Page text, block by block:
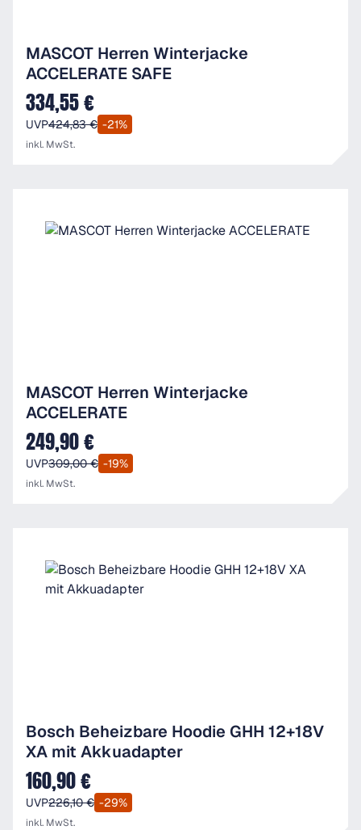
MASCOT Herren Winterjacke
ACCELERATE SAFE
Verkaufspreis:
334,55 €
UVP424,83 € -21%
inkl. MwSt.
MASCOT Herren Winterjacke
ACCELERATE
Verkaufspreis:
249,90 €
UVP309,00 € -19%
inkl. MwSt.
Bosch Beheizbare Hoodie GHH 12+18V
XA mit Akkuadapter
Verkaufspreis:
160,90 €
UVP226,10 € -29%
inkl. MwSt.